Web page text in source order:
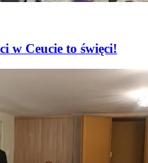
w Ceucie to święci!